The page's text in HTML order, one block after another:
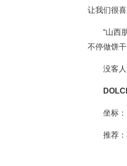
让我们很
“山西
不停做饼
没客
坐标
推荐